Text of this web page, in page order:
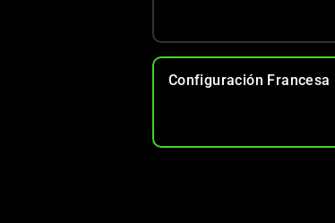
Configuración Francesa